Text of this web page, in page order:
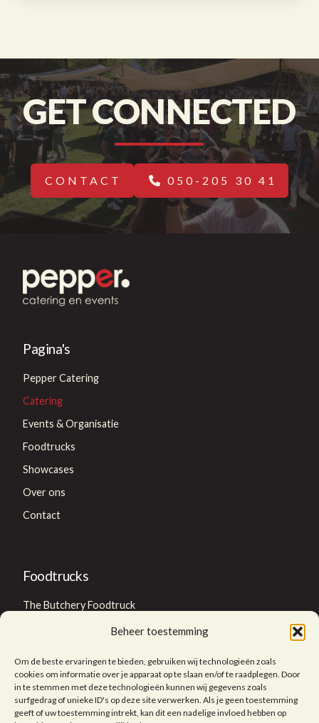
Beheer toestemming
Om de beste ervaringen te bieden, gebruiken wij technologieën zoals
cookies om informatie over je apparaat op te slaan en/of te raadplegen. Door
in te stemmen met deze technologieën kunnen wij gegevens zoals
surfgedrag of unieke ID's op deze site verwerken. Als je geen toestemming
geeft of uw toestemming intrekt, kan dit een nadelige invloed hebben op
GET CONNECTED
CONTACT 050-205 30 41
Pagina's
Pepper Catering
Catering
Events & Organisatie
Foodtrucks
Showcases
Over ons
Contact
Foodtrucks
The Butchery Foodtruck
Foodtruck huren?
Foodtrucks Groningen